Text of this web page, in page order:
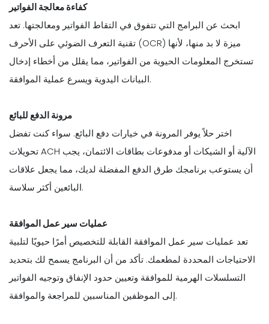
كفاءة معالجة الفواتير
ابحث عن البرامج التي تتفوق في التقاط الفواتير ومعالجتها. تعد
تقنية التعرف الضوئي على الأحرف (OCR) ميزة لا بد منها، لأنها
تستخرج المعلومات الحيوية من الفواتير، مما يقلل من أخطاء إدخال
البيانات اليدوية ويسرع عملية الموافقة.
مرونة الدفع للبائع
اختر حلاً يوفر المرونة في خيارات دفع البائع. سواء كنت تفضل
تحويلات ACH الآلية أو الشيكات أو مدفوعات بطاقات الائتمان، يجب
أن يستوعب برنامجك طرق الدفع المفضلة لديك، مما يجعل علاقات
البائعين أكثر سلاسة.
عمليات سير عمل الموافقة
تعد عمليات سير عمل الموافقة القابلة للتخصيص أمرًا حيويًا لتلبية
الاحتياجات المحددة لمطعمك. تأكد من أن البرنامج يسمح لك بتحديد
التسلسلات الهرمية للموافقة وتعيين حدود الإنفاق وتوجيه الفواتير
إلى الموظفين المناسبين للمراجعة والموافقة.